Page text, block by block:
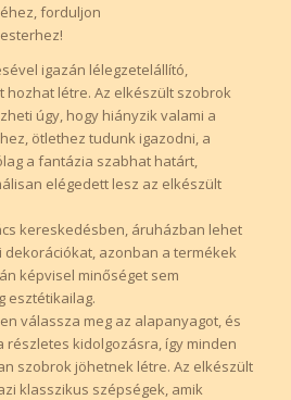
forduljon
igazán lélegzetelállító,
létre. Az elkészült szobrok
úgy, hogy hiányzik valami a
ötlethez tudunk igazodni, a
a fantázia szabhat határt,
elégedett lesz az elkészült
kereskedésben, áruházban lehet
azonban a termékek
képvisel minőséget sem
esztétikailag.
válassza meg az alapanyagot, és
részletes kidolgozásra, így minden
szobrok jöhetnek létre. Az elkészült
klasszikus szépségek, amik